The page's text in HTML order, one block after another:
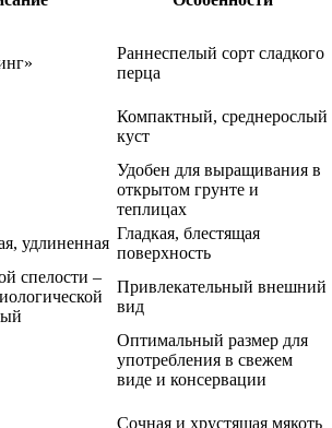
Раннеспелый сорт сладкого
перца
Компактный, среднерослый
куст
Удобен для выращивания в
открытом грунте и
теплицах
удлиненная
Гладкая, блестящая
поверхность
спелости –
Привлекательный внешний
вид
Оптимальный размер для
употребления в свежем
виде и консервации
Сочная и хрустящая мякоть